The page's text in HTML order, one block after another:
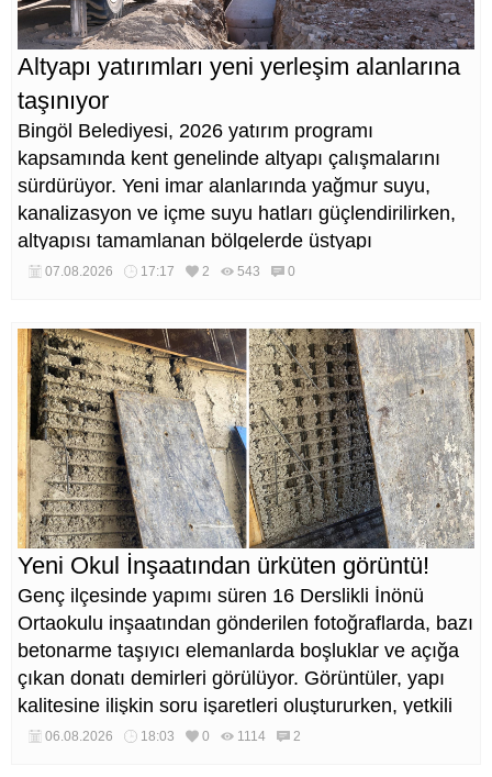
Altyapı yatırımları yeni yerleşim alanlarına
taşınıyor
Bingöl Belediyesi, 2026 yatırım programı
kapsamında kent genelinde altyapı çalışmalarını
sürdürüyor. Yeni imar alanlarında yağmur suyu,
kanalizasyon ve içme suyu hatları güçlendirilirken,
altyapısı tamamlanan bölgelerde üstyapı
düzenlemeleri de eş zamanlı yürütülüyor.
07.08.2026 17:17 2 543 0
Yeni Okul İnşaatından ürküten görüntü!
Genç ilçesinde yapımı süren 16 Derslikli İnönü
Ortaokulu inşaatından gönderilen fotoğraflarda, bazı
betonarme taşıyıcı elemanlarda boşluklar ve açığa
çıkan donatı demirleri görülüyor. Görüntüler, yapı
kalitesine ilişkin soru işaretleri oluştururken, yetkili
kurumların teknik inceleme yapması çağrısı yapıldı.
06.08.2026 18:03 0 1114 2